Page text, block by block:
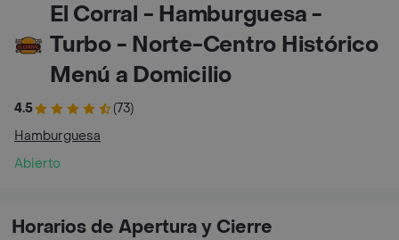
El Corral - Hamburguesa -
Turbo - Norte-Centro Histórico
Menú a Domicilio
4.5
(73)
Hamburguesa
Abierto
Horarios de Apertura y Cierre